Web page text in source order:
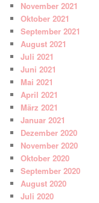
November 2021
Oktober 2021
September 2021
August 2021
Juli 2021
Juni 2021
Mai 2021
April 2021
März 2021
Januar 2021
Dezember 2020
November 2020
Oktober 2020
September 2020
August 2020
Juli 2020